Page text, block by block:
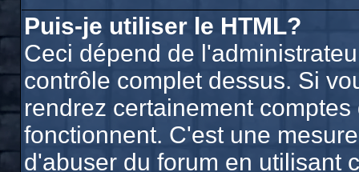
Puis-je utiliser le HTML?
Ceci dépend de
contrôle complet dessus. Si
rendrez certainement
fonctionnent. C'est une
d'abuser du forum en utilisant